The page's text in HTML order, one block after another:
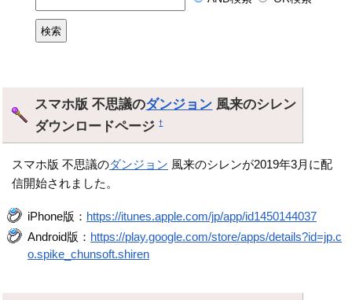
スマホ版 不思議のダンジョン 風来のシレン
ダウンロードページ†
スマホ版 不思議のダンジョン 風来のシレンが2019年3月に配
信開始されました。
iPhone版： https://itunes.apple.com/jp/app/id1450144037
Android版： https://play.google.com/store/apps/details?id=jp.c
o.spike_chunsoft.shiren